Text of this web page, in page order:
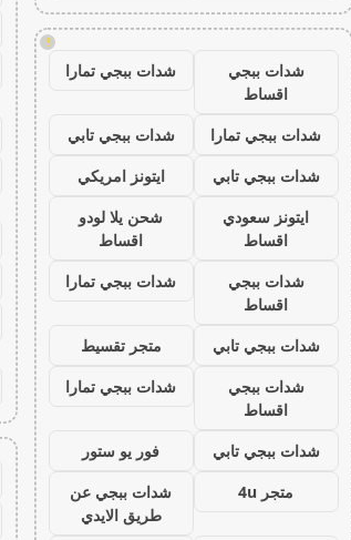
!
شدات ببجي
اقساط
شدات ببجي تمارا
شدات ببجي تمارا
شدات ببجي تابي
شدات ببجي تابي
ايتونز امريكي
ايتونز سعودي
اقساط
شحن يلا لودو
اقساط
شدات ببجي
اقساط
شدات ببجي تمارا
شدات ببجي تابي
متجر تقسيط
شدات ببجي
اقساط
شدات ببجي تمارا
شدات ببجي تابي
فور يو ستور
متجر 4u
شدات ببجي عن
طريق الايدي